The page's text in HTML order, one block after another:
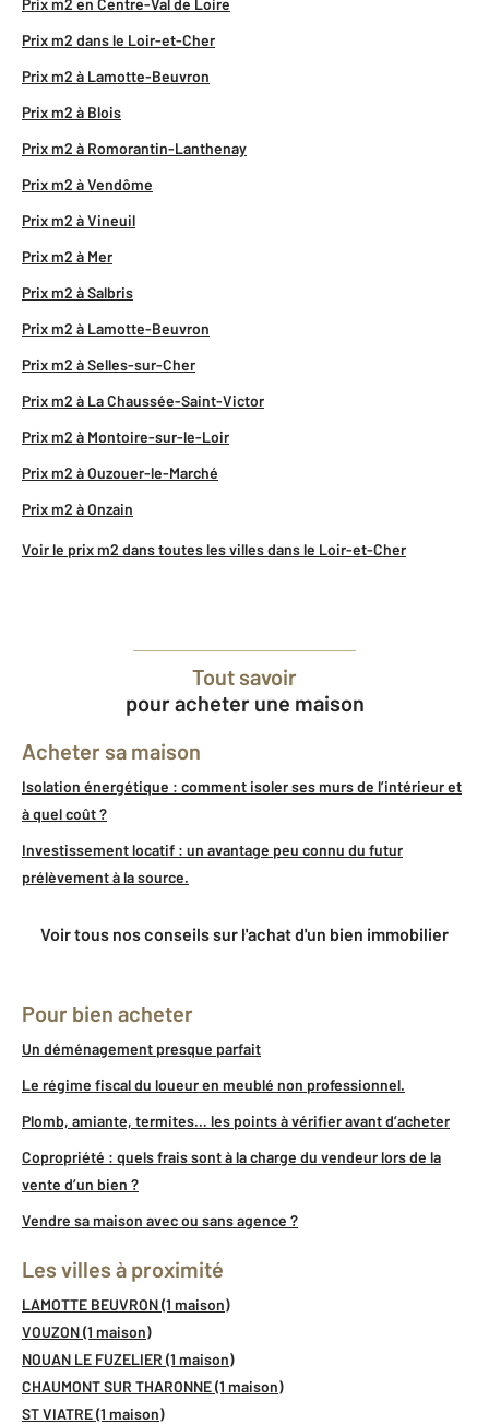
Prix m2 dans le Loir-et-Cher
Prix m2 à Lamotte-Beuvron
Prix m2 à Blois
Prix m2 à Romorantin-Lanthenay
Prix m2 à Vendôme
Prix m2 à Vineuil
Prix m2 à Mer
Prix m2 à Salbris
Prix m2 à Lamotte-Beuvron
Prix m2 à Selles-sur-Cher
Prix m2 à La Chaussée-Saint-Victor
Prix m2 à Montoire-sur-le-Loir
Prix m2 à Ouzouer-le-Marché
Prix m2 à Onzain
Voir le prix m2 dans toutes les villes dans le Loir-et-Cher
Tout savoir
pour acheter une maison
Acheter sa maison
Isolation énergétique : comment isoler ses murs de l’intérieur et
à quel coût ?
Investissement locatif : un avantage peu connu du futur
prélèvement à la source.
Voir tous nos conseils sur l'achat d'un bien immobilier
Pour bien acheter
Un déménagement presque parfait
Le régime fiscal du loueur en meublé non professionnel.
Plomb, amiante, termites… les points à vérifier avant d’acheter
Copropriété : quels frais sont à la charge du vendeur lors de la
vente d’un bien ?
Vendre sa maison avec ou sans agence ?
Les villes à proximité
LAMOTTE BEUVRON (1 maison)
VOUZON (1 maison)
NOUAN LE FUZELIER (1 maison)
CHAUMONT SUR THARONNE (1 maison)
ST VIATRE (1 maison)